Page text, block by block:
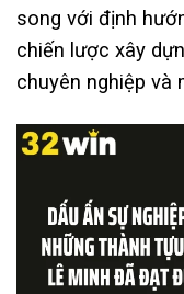
song với định
chiến lược xây
chuyên nghiệp và